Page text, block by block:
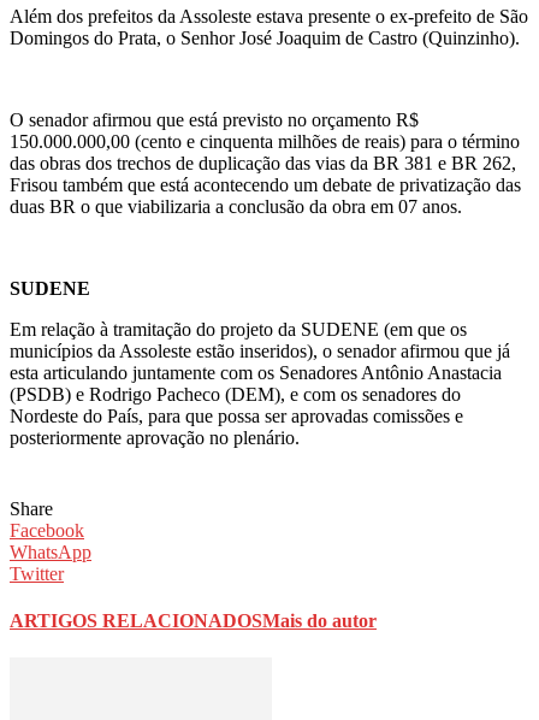
Além dos prefeitos da Assoleste estava presente o ex-prefeito de São
Domingos do Prata, o Senhor José Joaquim de Castro (Quinzinho).
O senador afirmou que está previsto no orçamento R$
150.000.000,00 (cento e cinquenta milhões de reais) para o término
das obras dos trechos de duplicação das vias da BR 381 e BR 262,
Frisou também que está acontecendo um debate de privatização das
duas BR o que viabilizaria a conclusão da obra em 07 anos.
SUDENE
Em relação à tramitação do projeto da SUDENE (em que os
municípios da Assoleste estão inseridos), o senador afirmou que já
esta articulando juntamente com os Senadores Antônio Anastacia
(PSDB) e Rodrigo Pacheco (DEM), e com os senadores do
Nordeste do País, para que possa ser aprovadas comissões e
posteriormente aprovação no plenário.
Share
Facebook
WhatsApp
Twitter
ARTIGOS RELACIONADOSMais do autor